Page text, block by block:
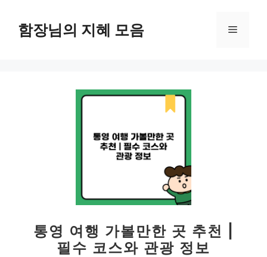
함장님의 지혜 모음 메
통영 여행 가볼만한 곳 추천 |
필수 코스와 관광 정보